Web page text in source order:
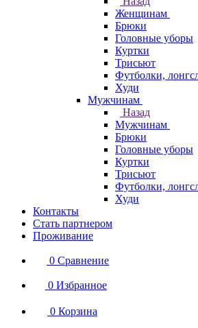
Женщинам
Брюки
Головные уборы
Куртки
Трисьют
Футболки,
Худи
Мужчинам
Назад
Мужчинам
Брюки
Головные уборы
Куртки
Трисьют
Футболки,
Худи
Контакты
Стать партнером
Проживание
0 Сравнение
0 Избранное
0 Корзина